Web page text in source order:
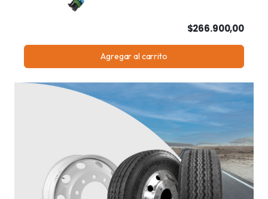
$266.900,00
Agregar al carrito